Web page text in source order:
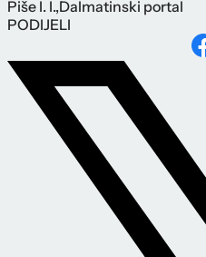
Piše I. I.,Dalmatinski portal
PODIJELI